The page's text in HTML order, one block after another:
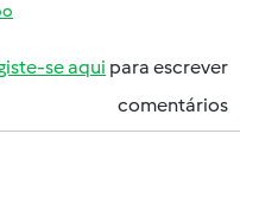
se aqui para escrever
comentários